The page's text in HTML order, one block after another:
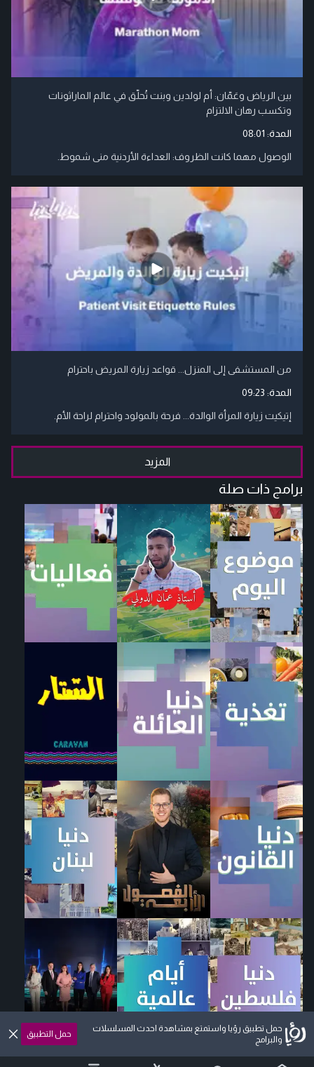
بين الرياض وعَمّان: أم لولدين وبنت تُحلّق في عالم الماراثونات
وتكسب رهان الالتزام
المدة: 08:01
الوصول مهما كانت الظروف: العداءة الأردنية منى شموط.
من المستشفى إلى المنزل... قواعد زيارة المريض باحترام
المدة: 09:23
إتيكيت زيارة المرأة الوالدة... فرحة بالمولود واحترام لراحة الأم.
المزيد
برامج ذات صلة
حمل تطبيق رؤيا واستمتع بمشاهدة احدث المسلسلات
والبرامج
حمل التطبيق